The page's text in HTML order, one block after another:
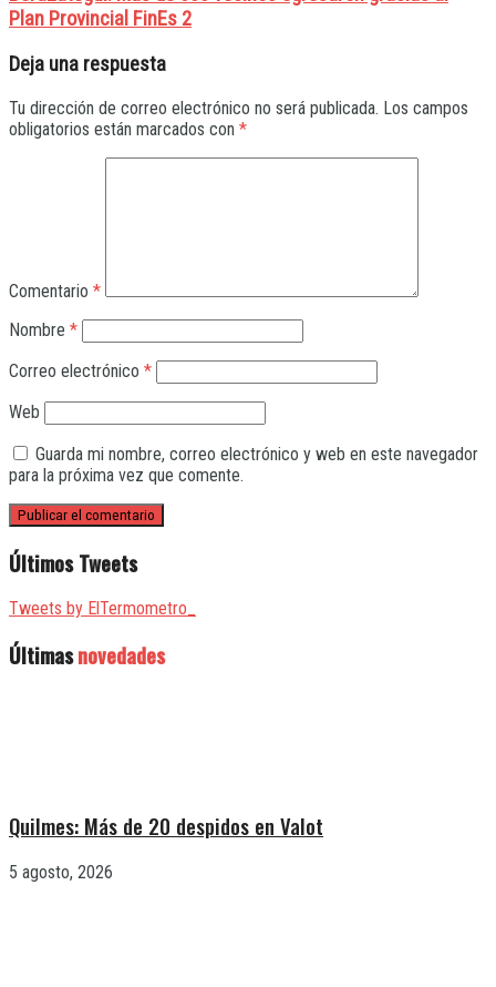
Plan Provincial FinEs 2
Deja una respuesta
Tu dirección de correo electrónico no será publicada. Los campos
obligatorios están marcados con *
Comentario *
Nombre *
Correo electrónico *
Web
Guarda mi nombre, correo electrónico y web en este navegador
para la próxima vez que comente.
Últimos Tweets
Tweets by ElTermometro_
Últimasnovedades
Quilmes: Más de 20 despidos en Valot
5 agosto, 2026